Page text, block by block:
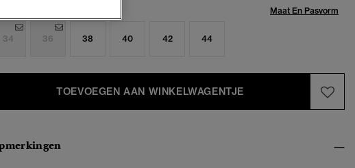
Maat En Pasvorm
34 36 38 40 42 44
TOEVOEGEN AAN WINKELWAGENTJE